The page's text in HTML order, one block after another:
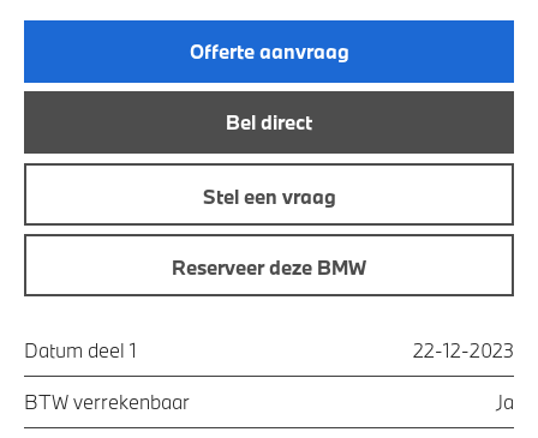
Offerte aanvraag
Bel direct
Stel een vraag
Reserveer deze BMW
Datum deel 1 22-12-2023
BTW verrekenbaar Ja